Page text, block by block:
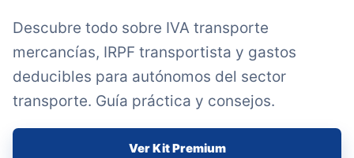
Descubre todo sobre IVA transporte
mercancías, IRPF transportista y gastos
deducibles para autónomos del sector
transporte. Guía práctica y consejos.
Ver Kit Premium